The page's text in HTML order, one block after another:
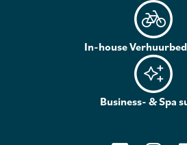
In-house
Business- & Spa